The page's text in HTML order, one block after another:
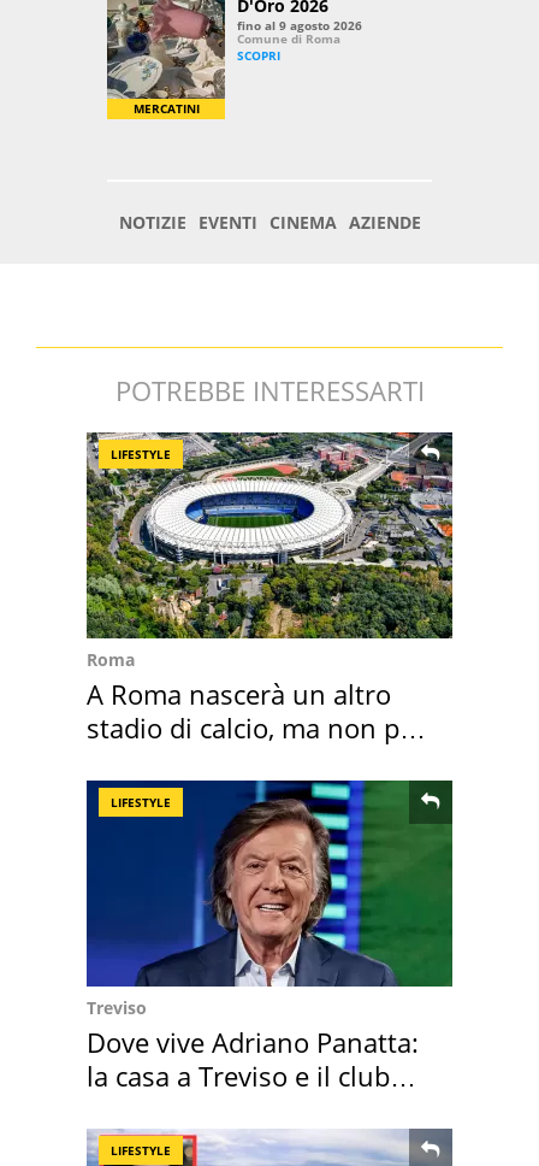
POTREBBE INTERESSARTI
LIFESTYLE
Roma
A Roma nascerà un altro
stadio di calcio, ma non per
LIFESTYLE
Treviso
Dove vive Adriano Panatta:
la casa a Treviso e il club
LIFESTYLE